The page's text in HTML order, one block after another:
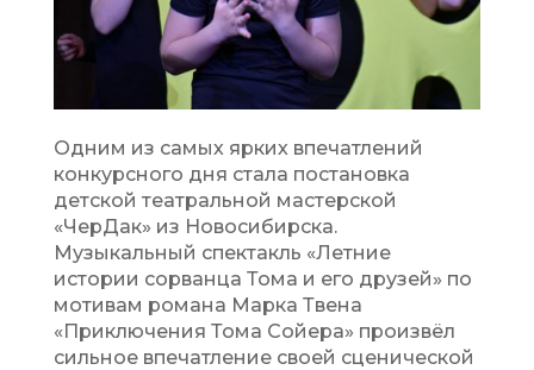
Одним из самых ярких впечатлений
конкурсного дня стала постановка
детской театральной мастерской
«ЧерДак» из Новосибирска.
Музыкальный спектакль «Летние
истории сорванца Тома и его друзей» по
мотивам романа Марка Твена
«Приключения Тома Сойера» произвёл
сильное впечатление своей сценической